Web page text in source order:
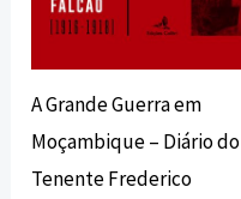
A Grande Guerra em
Moçambique – Diário do
Tenente Frederico